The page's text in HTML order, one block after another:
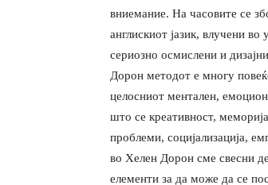
вниемание. На часовите се
англискиот јазик, влучени
сериозно осмислени и
Дорон методот е многу
целосниот ментален,
што се креативност,
проблеми, социјализација,
во Хелен Дорон сме свесни
елементи за да може да се